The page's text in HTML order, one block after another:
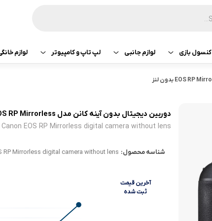
تبلت لنوو
تبلت هوآوی
کنسول بازی
کنسول بازی سونی
لوازم جانبی لپ تاپ و کامپیوتر
کامپیوتر
قطعات کامپیوتر
لوازم
ماشین
کولر و
دوربین دیجیتال بدون آینه کانن مدل EOS RP Mirrorless بدون لنز
Canon EOS RP Mirrorless digital camera without lens
شناسه محصول: RP Mirrorless digital camera without lens
آخرین‌ قیمت
ثبت‌ شده